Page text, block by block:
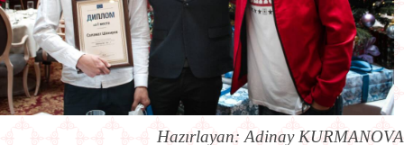
Hazırlayan: Adinay KURMANOVA